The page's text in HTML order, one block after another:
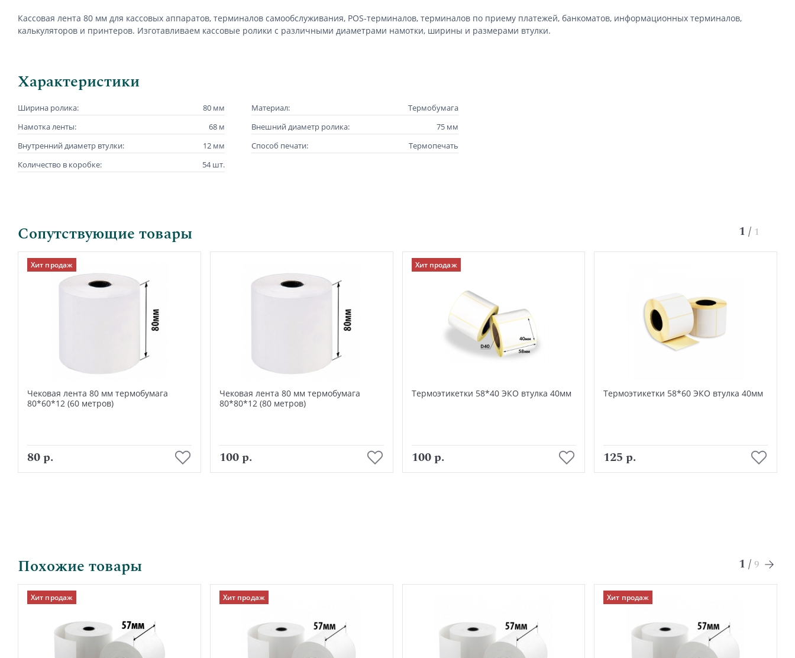
Кассовая лента 80 мм для кассовых аппаратов, терминалов самообслуживания, POS-терминалов, терминалов по приему платежей, банкоматов, информационных терминалов,
калькуляторов и принтеров. Изготавливаем кассовые ролики с различными диаметрами намотки, ширины и размерами втулки.
Характеристики
Ширина ролика: 80 мм Материал:
Термобумага
Намотка ленты:
68 м Внешний диаметр ролика:
75 мм
Внутренний диаметр втулки:
12 мм Способ печати:
Термопечать
Количество в коробке:
54 шт.
Сопутствующие товары 1 / 1
Хит продаж
Чековая лента 80 мм термобумага
80*60*12 (60 метров)
80 р.
Чековая лента 80 мм термобумага
80*80*12 (80 метров)
100 р.
Хит продаж
Термоэтикетки 58*40 ЭКО втулка 40мм
100 р.
Термоэтикетки 58*60 ЭКО втулка 40мм
125 р.
Похожие товары 1 / 9
Хит продаж Хит продаж Хит продаж